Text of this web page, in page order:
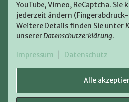
Alle
YouTube, Vimeo, ReCaptcha. Sie
jederzeit ändern
Weitere Details finden Sie unter
unsererDatenschutzerklärung.
Impressum Datenschutz
Zugestellt durch: